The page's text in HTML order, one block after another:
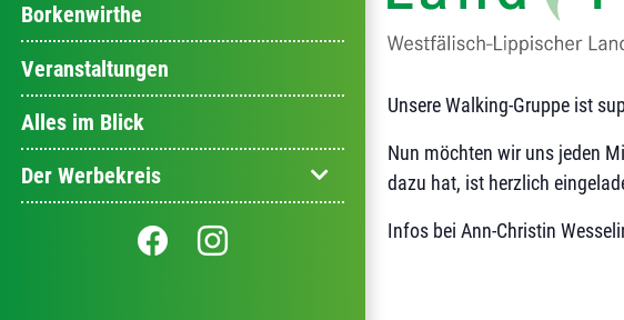
Borkenwirthe
Veranstaltungen
Alles im Blick
Der Werbekreis
Unsere Walking-Gruppe ist
Nun möchten wir uns jeden
dazu hat, ist herzlich
Infos bei Ann-Christin